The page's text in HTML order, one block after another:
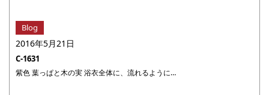
Blog
2016年5月21日
C-1631
紫色 葉っぱと木の実 浴衣全体に、流れるように配置された葉っぱと木の実柄。淡い紫色地に、優しいラインで描かれた濃い紫とピンク、水色、黄土色の柄がフェミニンなムード。パープルの兵児帯を合わせて、ちょっと大人っぽく。 浴衣福袋に戻る #cotton3145